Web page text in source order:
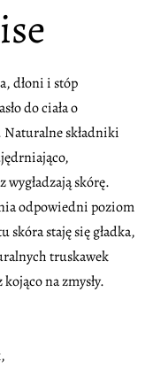
dłoni i stóp
do ciała o
Naturalne składniki
wygładzają skórę.
odpowiedni poziom
staję się gładka,
truskawek
na zmysły.